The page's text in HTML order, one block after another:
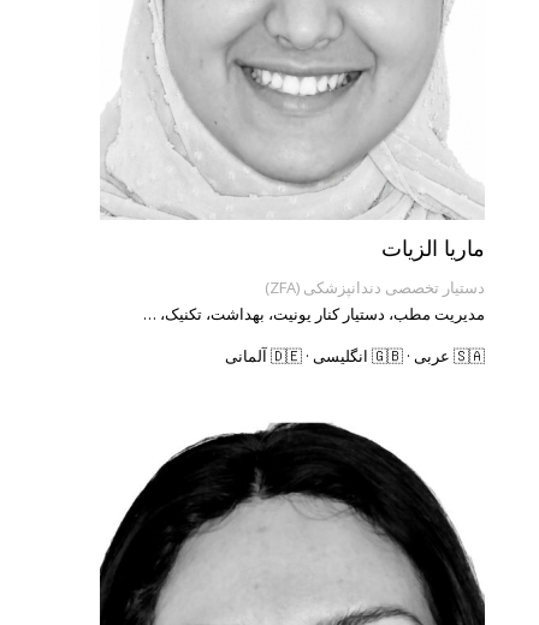
ماریا الزیات
دستیار تخصصی دندانپزشکی (ZFA)
مدیریت مطب، دستیار کنار یونیت، بهداشت، تکنیک، …
🇸🇦 عربی · 🇬🇧 انگلیسی · 🇩🇪 آلمانی